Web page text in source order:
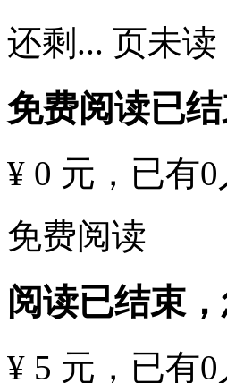
还剩 ... 页未读
免费阅读已
¥ 0 元 ，已有0
免费阅读
阅读已结束
¥ 5 元 ，已有0